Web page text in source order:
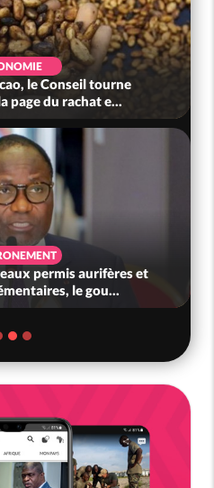
une découverte 100 %
espoir face a...
des carburants, le
: « Nous n'avi...